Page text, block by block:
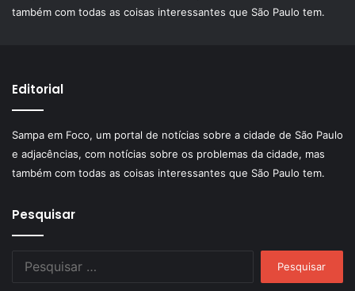
também com todas as coisas interessantes que São Paulo tem.
Editorial
Sampa em Foco, um portal de notícias sobre a cidade de São Paulo
e adjacências, com notícias sobre os problemas da cidade, mas
também com todas as coisas interessantes que São Paulo tem.
Pesquisar